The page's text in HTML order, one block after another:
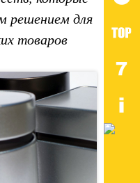
решением для
товаров